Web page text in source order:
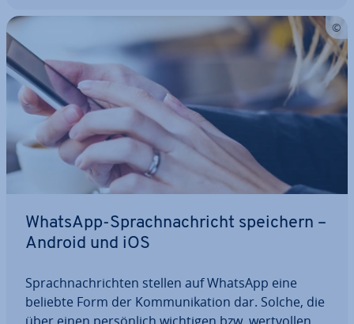
WhatsApp-Sprach­nach­richt speichern –
Android und iOS
Sprach­nach­rich­ten stellen auf WhatsApp eine
beliebte Form der Kom­mu­ni­ka­ti­on dar. Solche, die